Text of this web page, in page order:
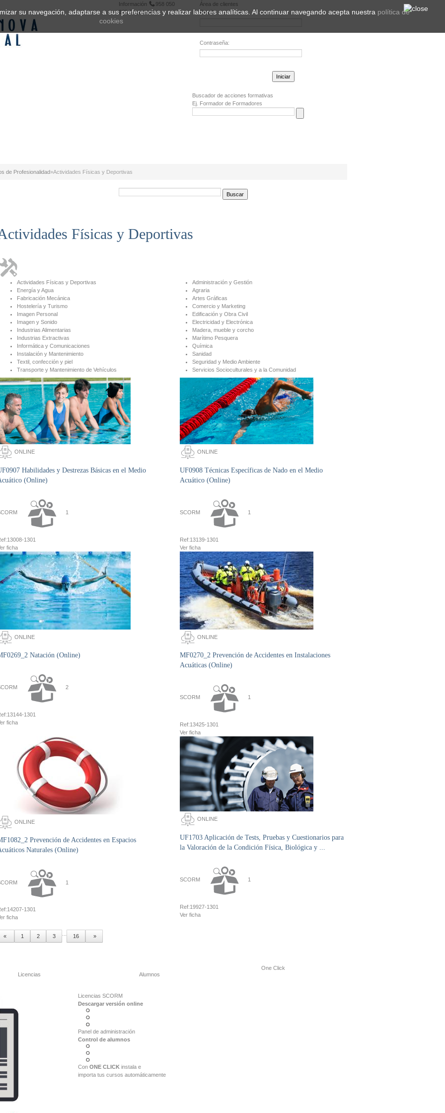
Información
958 050
222 Registrarse
Área de clientes
Email:
Contraseña:
Buscador de acciones formativas
Ej. Formador de Formadores
de Profesionalidad»Actividades Físicas y Deportivas
Físicas y Deportivas
Actividades Físicas y Deportivas
Energía y Agua
Fabricación Mecánica
Hostelería y Turismo
Imagen Personal
Imagen y Sonido
Industrias Alimentarias
Industrias Extractivas
Informática y Comunicaciones
Instalación y Mantenimiento
Textil, confección y piel
Transporte y Mantenimiento de Vehículos
Administración y Gestión
Agraria
Artes Gráficas
Comercio y Marketing
Edificación y Obra Civil
Electricidad y Electrónica
Madera, mueble y corcho
Marítimo Pesquera
Química
Sanidad
Seguridad y Medio Ambiente
Servicios Socioculturales y a la Comunidad
ONLINE
Habilidades y Destrezas Básicas en el Medio
(Online)
1
13008-1301
ficha
ONLINE
UF0908 Técnicas Específicas de Nado en el Medio
Acuático (Online)
SCORM 1
Ref:13139-1301
Ver ficha
ONLINE
Natación (Online)
2
13144-1301
ficha
ONLINE
MF0270_2 Prevención de Accidentes en Instalaciones
Acuáticas (Online)
SCORM 1
Ref:13425-1301
Ver ficha
ONLINE
Prevención de Accidentes en Espacios
Naturales (Online)
1
14207-1301
ficha
ONLINE
UF1703 Aplicación de Tests, Pruebas y Cuestionarios para
la Valoración de la Condición Física, Biológica y ...
SCORM 1
Ref:19927-1301
Ver ficha
« 1 2 3 16 »
Licencias Alumnos
One Click
Licencias SCORM
Descargar versión online
Panel de administración
Control de alumnos
ConONE CLICK instala e
importa tus cursos automáticamente
su navegación, adaptarse a sus preferencias y realizar labores analíticas. Al continuar navegando acepta nuestra política de
cookies